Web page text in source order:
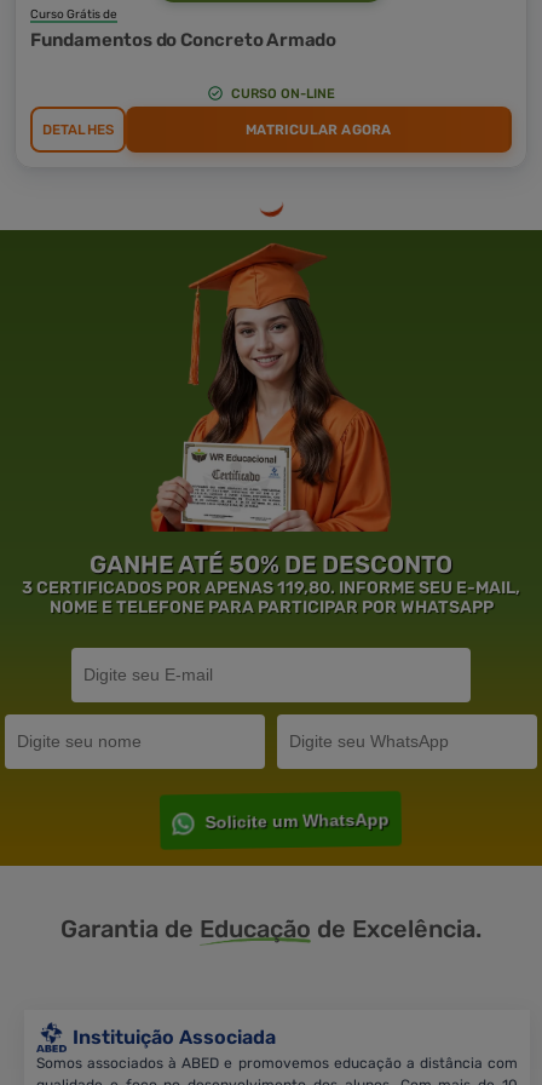
Curso Grátis de
Fundamentos do Concreto Armado
CURSO ON-LINE
DETALHES MATRICULAR AGORA
GANHE ATÉ 50% DE DESCONTO
3 CERTIFICADOS POR APENAS 119,80. INFORME SEU E-MAIL,
NOME E TELEFONE PARA PARTICIPAR POR WHATSAPP
Solicite um WhatsApp
Garantia de Educação de Excelência.
Instituição Associada
Somos associados à ABED e promovemos educação a distância com